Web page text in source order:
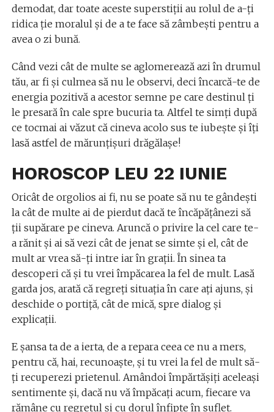
demodat, dar toate aceste superstiţii au rolul de a-ţi
ridica ţie moralul şi de a te face să zâmbeşti pentru a
avea o zi bună.
Când vezi cât de multe se aglomerează azi în drumul
tău, ar fi şi culmea să nu le observi, deci încarcă-te de
energia pozitivă a acestor semne pe care destinul ţi
le presară în cale spre bucuria ta. Altfel te simţi după
ce tocmai ai văzut că cineva acolo sus te iubeşte şi îţi
lasă astfel de mărunţişuri drăgălaşe!
HOROSCOP LEU 22 IUNIE
Oricât de orgolios ai fi, nu se poate să nu te gândeşti
la cât de multe ai de pierdut dacă te încăpăţânezi să
ţii supărare pe cineva. Aruncă o privire la cel care te-
a rănit şi ai să vezi cât de jenat se simte şi el, cât de
mult ar vrea să-ţi intre iar în graţii. În sinea ta
descoperi că şi tu vrei împăcarea la fel de mult. Lasă
garda jos, arată că regreţi situaţia în care aţi ajuns, şi
deschide o portiţă, cât de mică, spre dialog şi
explicaţii.
E şansa ta de a ierta, de a repara ceea ce nu a mers,
pentru că, hai, recunoaşte, şi tu vrei la fel de mult să-
ţi recuperezi prietenul. Amândoi împărtăşiţi aceleaşi
sentimente şi, dacă nu vă împăcaţi acum, fiecare va
rămâne cu regretul şi cu dorul înfipte în suflet.